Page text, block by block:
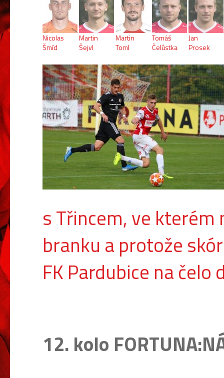
Nicolas
Šmíd
Martin
Šejvl
Martin
Toml
Tomáš
Čelůstka
Jan
Prosek
s Třincem, ve
branku a protože
FK Pardubice na
12. kolo